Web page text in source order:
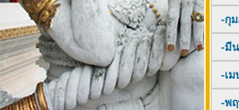
-กุ
-
-
-พ